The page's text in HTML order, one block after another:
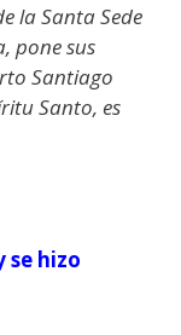
la Santa Sede
pone sus
Santiago
Santo, es
se hizo